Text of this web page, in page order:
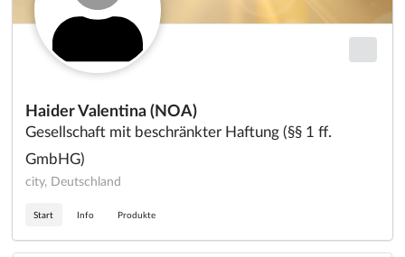
Haider Valentina (NOA)
Gesellschaft mit beschränkter Haftung (§§ 1 ff.
GmbHG)
city, Deutschland
Start Info Produkte